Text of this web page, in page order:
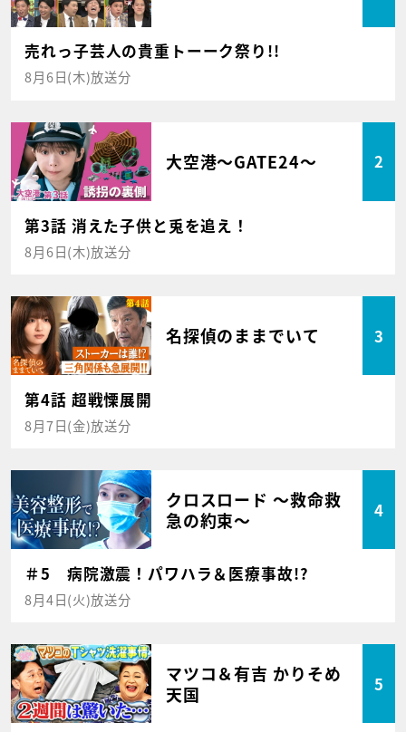
売れっ子芸人の貴重トーーク祭り!!
8月6日(木)放送分
大空港～GATE24～ 2
第3話 消えた子供と兎を追え！
8月6日(木)放送分
名探偵のままでいて 3
第4話 超戦慄展開
8月7日(金)放送分
クロスロード ～救命救
急の約束～
4
＃5 病院激震！パワハラ＆医療事故!?
8月4日(火)放送分
マツコ＆有吉 かりそめ
天国
5